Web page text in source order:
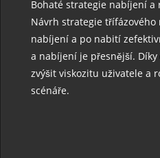
Bohaté strategie nabíjení a
Návrh strategie
nabíjení a po nabití
a nabíjení je přesnější.
zvýšit viskozitu uživatele a
scénáře.